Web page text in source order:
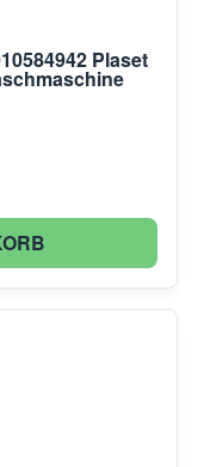
Plaset